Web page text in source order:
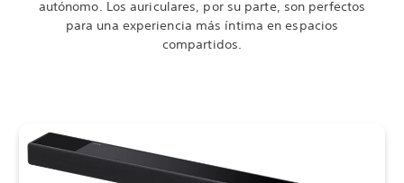
autónomo. Los auriculares, por su parte, son perfectos
para una experiencia más íntima en espacios
compartidos.